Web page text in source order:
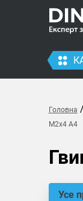
Головна /
M2x4 A4
Усе